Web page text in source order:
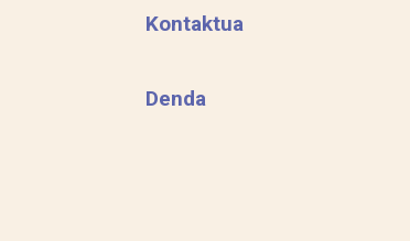
Kontaktua
Denda